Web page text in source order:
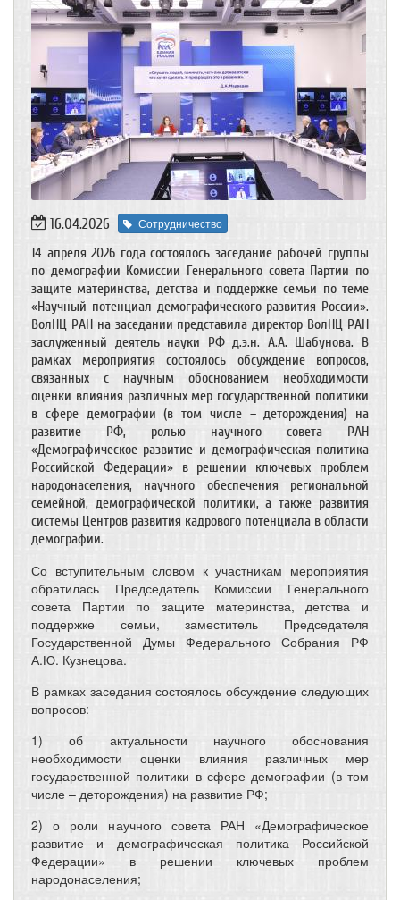
16.04.2026 Сотрудничество
14 апреля 2026 года состоялось заседание рабочей группы
по демографии Комиссии Генерального совета Партии по
защите материнства, детства и поддержке семьи по теме
«Научный потенциал демографического развития России».
ВолНЦ РАН на заседании представила директор ВолНЦ РАН
заслуженный деятель науки РФ д.э.н. А.А. Шабунова. В
рамках мероприятия состоялось обсуждение вопросов,
связанных с научным обоснованием необходимости
оценки влияния различных мер государственной политики
в сфере демографии (в том числе – деторождения) на
развитие РФ, ролью научного совета РАН
«Демографическое развитие и демографическая политика
Российской Федерации» в решении ключевых проблем
народонаселения, научного обеспечения региональной
семейной, демографической политики, а также развития
системы Центров развития кадрового потенциала в области
демографии.
Со вступительным словом к участникам мероприятия
обратилась Председатель Комиссии Генерального
совета Партии по защите материнства, детства и
поддержке семьи, заместитель Председателя
Государственной Думы Федерального Собрания РФ
А.Ю. Кузнецова.
В рамках заседания состоялось обсуждение следующих
вопросов:
1) об актуальности научного обоснования
необходимости оценки влияния различных мер
государственной политики в сфере демографии (в том
числе – деторождения) на развитие РФ;
2) о роли научного совета РАН «Демографическое
развитие и демографическая политика Российской
Федерации» в решении ключевых проблем
народонаселения;